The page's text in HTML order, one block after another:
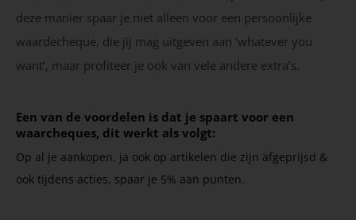
deze manier spaar je niet alleen voor een persoonlijke
waardecheque, die jij mag uitgeven aan ‘whatever you
want’, maar profiteer je ook van vele andere extra’s.
Een van de voordelen is dat je spaart voor een
waarcheques, dit werkt als volgt:
Op al je aankopen, ja ook op artikelen die zijn afgeprijsd &
ook tijdens acties, spaar je 5% aan punten.